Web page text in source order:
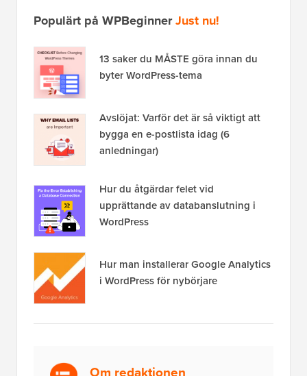
Populärt på WPBeginnerJust nu!
13 saker du MÅSTE göra innan du
byter WordPress-tema
Avslöjat: Varför det är så viktigt att
bygga en e-postlista idag (6
anledningar)
Hur du åtgärdar felet vid
upprättande av databanslutning i
WordPress
Hur man installerar Google Analytics
i WordPress för nybörjare
Om redaktionen